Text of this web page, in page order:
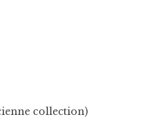
collection)